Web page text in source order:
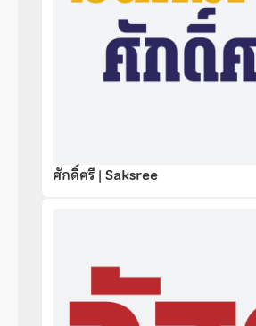
ศักดิ์ศรี | Saksree